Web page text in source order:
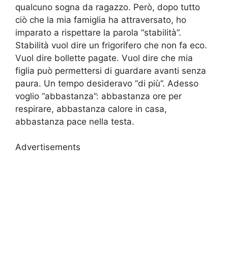
qualcuno sogna da ragazzo. Però, dopo tutto
ciò che la mia famiglia ha attraversato, ho
imparato a rispettare la parola “stabilità”.
Stabilità vuol dire un frigorifero che non fa eco.
Vuol dire bollette pagate. Vuol dire che mia
figlia può permettersi di guardare avanti senza
paura. Un tempo desideravo “di più”. Adesso
voglio “abbastanza”: abbastanza ore per
respirare, abbastanza calore in casa,
abbastanza pace nella testa.
Advertisements